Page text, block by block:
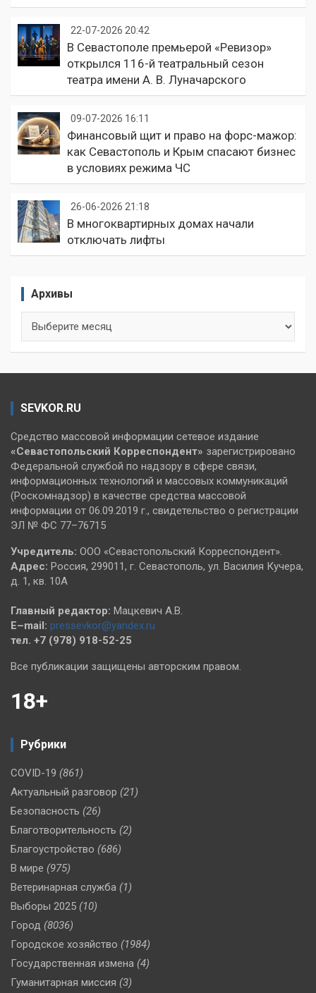
22-07-2026 20:42
В Севастополе премьерой «Ревизор»
открылся 116-й театральный сезон
театра имени А. В. Луначарского
09-07-2026 16:11
Финансовый щит и право на форс-мажор:
как Севастополь и Крым спасают бизнес
в условиях режима ЧС
26-06-2026 21:18
В многоквартирных домах начали
отключать лифты
Архивы
SEVKOR.RU
Средство массовой информации сетевое издание
«Севастопольский Корреспондент» зарегистрировано
Федеральной службой по надзору в сфере связи,
информационных технологий и массовых коммуникаций
(Роскомнадзор) в качестве средства массовой
информации от 06.09.2019 г., свидетельство о регистрации
ЭЛ № ФС 77–76715
Учредитель: ООО «Севастопольский Корреспондент».
Адрес: Россия, 299011, г. Севастополь, ул. Василия Кучера,
д. 1, кв. 10А
Главный редактор: Мацкевич А.В.
E–mail: pressevkor@yandex.ru
тел. +7 (978) 918-52-25
Все публикации защищены авторским правом.
18+
Рубрики
COVID-19 (861)
Актуальный разговор (21)
Безопасность (26)
Благотворительность (2)
Благоустройство (686)
В мире (975)
Ветеринарная служба (1)
Выборы 2025 (10)
Город (8036)
Городское хозяйство (1984)
Государственная измена (4)
Гуманитарная миссия (3)